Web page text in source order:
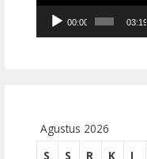
00:00 03:19
Agustus 2026
S
S R K J